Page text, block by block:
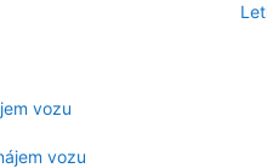
vozu
vozu